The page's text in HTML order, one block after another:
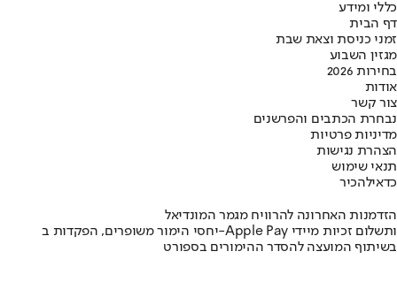
כללי ומידע
דף הבית
זמני כניסת וצאת שבת
מגזין השבוע
בחירות 2026
אודות
צור קשר
נבחרת הכתבים והפרשנים
מדיניות פרטיות
הצהרת נגישות
תנאי שימוש
כדאילהכיר
הזדמנות האחרונה להרוויח מגמר המונדיאל
יחסי הימור משופרים, הפקדות ב-Apple Pay ותשלום זכיות מיידי
בשיתוף המועצה להסדר ההימורים בספורט